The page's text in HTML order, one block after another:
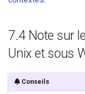
7.4 Note sur
Unix et sous
Conseils